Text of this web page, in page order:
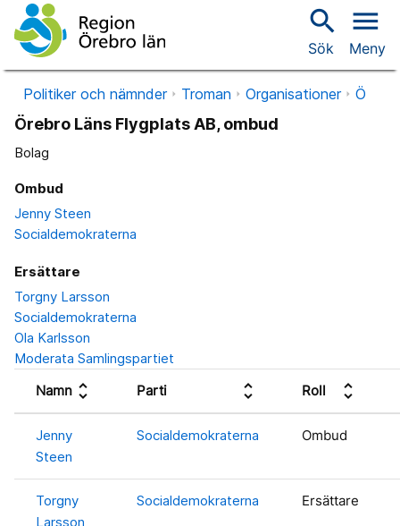
search
Sök
menu
Meny
Politiker och nämnder Troman Organisationer Ö
Örebro Läns Flygplats AB, ombud
Bolag
Ombud
Jenny Steen
Socialdemokraterna
Ersättare
Torgny Larsson
Socialdemokraterna
Ola Karlsson
Moderata Samlingspartiet
Namn unfold_more Parti unfold_more Roll unfold_more
Jenny
Steen
Socialdemokraterna Ombud
Torgny
Larsson
Socialdemokraterna Ersättare